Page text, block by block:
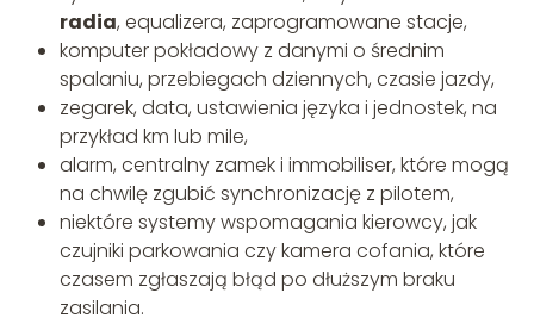
radia, equalizera, zaprogramowane stacje,
komputer pokładowy z danymi o średnim
spalaniu, przebiegach dziennych, czasie jazdy,
zegarek, data, ustawienia języka i jednostek, na
przykład km lub mile,
alarm, centralny zamek i immobiliser, które mogą
na chwilę zgubić synchronizację z pilotem,
niektóre systemy wspomagania kierowcy, jak
czujniki parkowania czy kamera cofania, które
czasem zgłaszają błąd po dłuższym braku
zasilania.